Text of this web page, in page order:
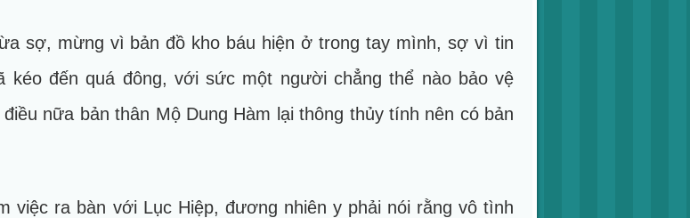
sợ, mừng vì bản đồ kho báu hiện ở trong tay mình, sợ vì tin
kéo đến quá đông, với sức một người chẳng thể nào bảo vệ
nữa bản thân Mộ Dung Hàm lại thông thủy tính nên có bản
việc ra bàn với Lục Hiệp, đương nhiên y phải nói rằng vô tình